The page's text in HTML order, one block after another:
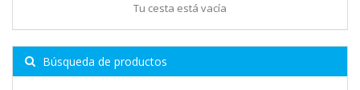
Tu cesta está vacía
Búsqueda de productos